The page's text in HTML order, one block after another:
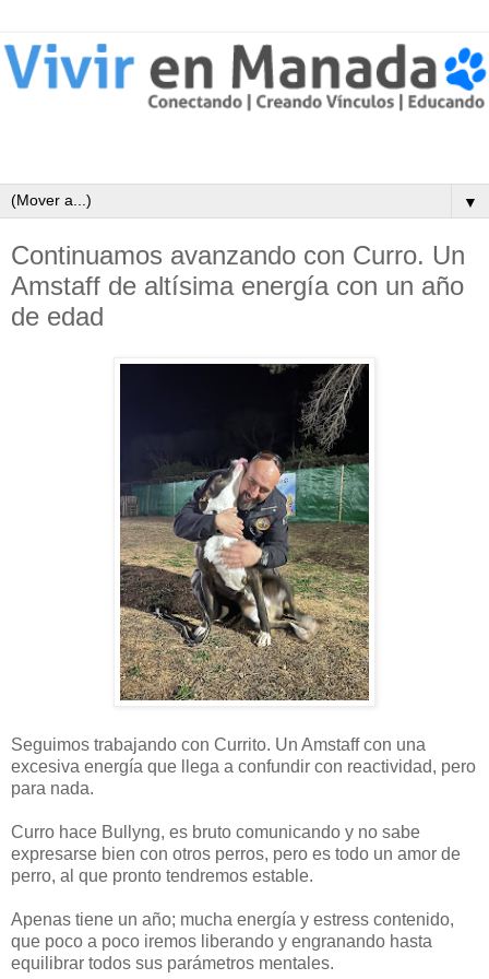
▼
Continuamos avanzando con Curro. Un
Amstaff de altísima energía con un año
de edad
Seguimos trabajando con Currito. Un Amstaff con una
excesiva energía que llega a confundir con reactividad, pero
para nada.
Curro hace Bullyng, es bruto comunicando y no sabe
expresarse bien con otros perros, pero es todo un amor de
perro, al que pronto tendremos estable.
Apenas tiene un año; mucha energía y estress contenido,
que poco a poco iremos liberando y engranando hasta
equilibrar todos sus parámetros mentales.